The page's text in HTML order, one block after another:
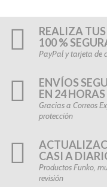
REALIZA
100 %
PayPal y tarjeta de
ENVÍOS
EN 24 HORAS
Gracias a Correos
protección
CASI A
Productos Funko,
revisión